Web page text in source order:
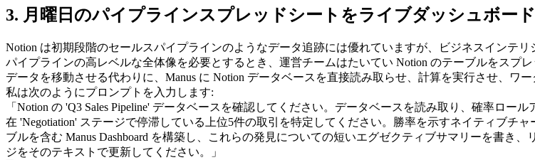
3. 月曜日のパイプラインスプレッドシートをライブダッシュボー
Notion は初期段階のセールスパイプラインのようなデータ追跡には優れていますが、ビジネスインテ
パイプラインの高レベルな全体像を必要とするとき、運営チームはたいてい Notion のテーブルをスプ
データを移動させる代わりに、Manus に Notion データベースを直接読み取らせ、計算を実行させ、ワ
私は次のようにプロンプトを入力します:
「Notion の 'Q3 Sales Pipeline' データベースを確認してください。データベースを読み取り、確率ロ
在 'Negotiation' ステージで停滞している上位5件の取引を特定してください。勝率を示すネイティブチ
ブルを含む Manus Dashboard を構築し、これらの発見についての短いエグゼクティブサマリーを書き、
ジをそのテキストで更新してください。」